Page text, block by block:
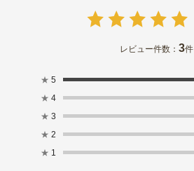
レビュー件数：3件
★ 5
★ 4
★ 3
★ 2
★ 1